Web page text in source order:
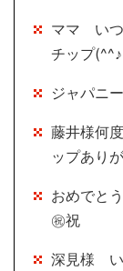
ママ いつ
チップ(^^♪
ジャパニ
藤井様何
ップあり
おめでと
㊗祝
深見様 い